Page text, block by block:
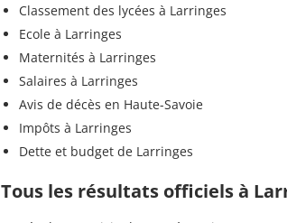
Classement des lycées à Larringes
Ecole à Larringes
Maternités à Larringes
Salaires à Larringes
Avis de décès en Haute-Savoie
Impôts à Larringes
Dette et budget de Larringes
Tous les résultats officiels à